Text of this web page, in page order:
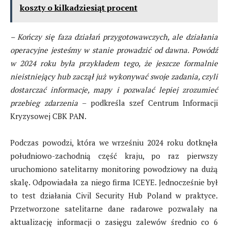
koszty o kilkadziesiąt procent
– Kończy się faza działań przygotowawczych, ale działania
operacyjne jesteśmy w stanie prowadzić od dawna. Powódź
w 2024 roku była przykładem tego, że jeszcze formalnie
nieistniejący hub zaczął już wykonywaćswoje zadania, czyli
dostarczać informacje, mapy i pozwalać lepiej zrozumieć
przebieg zdarzenia – podkreśla szef Centrum Informacji
Kryzysowej CBK PAN.
Podczas powodzi, która we wrześniu 2024 roku dotknęła
południowo-zachodnią część kraju, po raz pierwszy
uruchomiono satelitarny monitoring powodziowy na dużą
skalę. Odpowiadała za niego firma ICEYE. Jednocześnie był
to test działania Civil Security Hub Poland w praktyce.
Przetworzone satelitarne dane radarowe pozwalały na
aktualizację informacji o zasięgu zalewów średnio co 6